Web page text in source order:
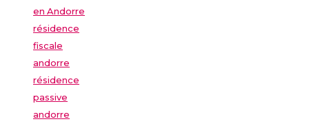
en Andorre
résidence
fiscale
andorre
résidence
passive
andorre